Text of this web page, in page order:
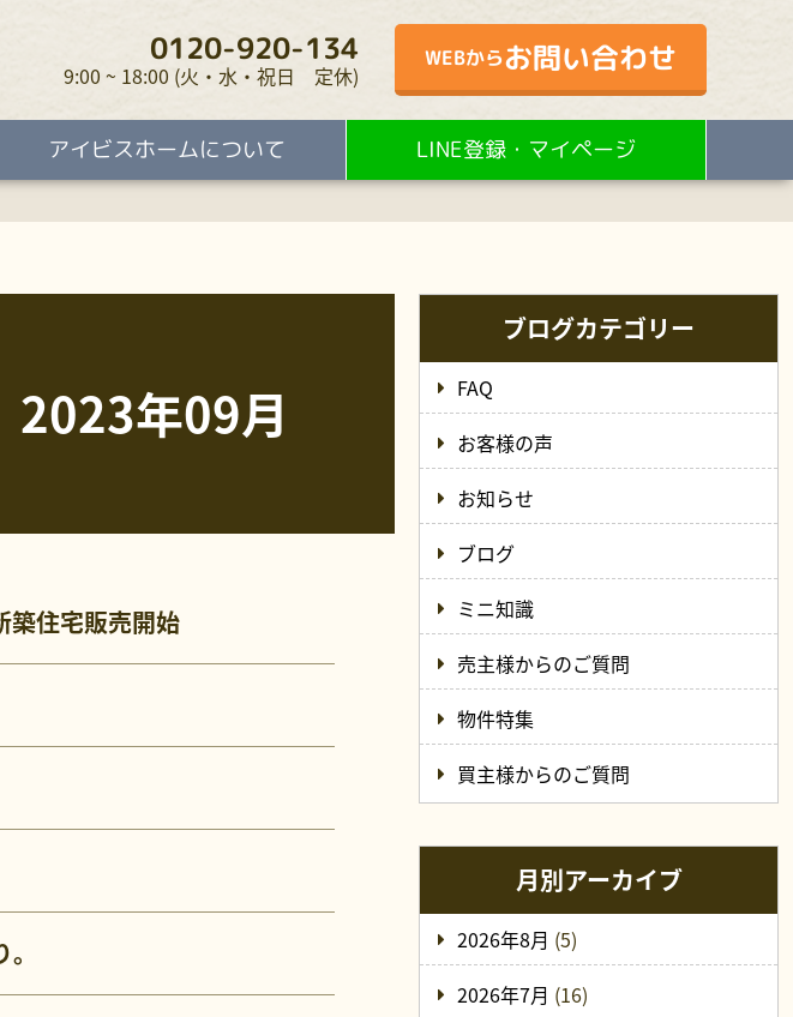
0120-920-134
9:00 ~ 18:00 (火・水・祝日 定休)
WEBからお問い合わせ
アイビスホームについて LINE登録・マイページ
2023年09月
住宅販売開始
ブログカテゴリー
FAQ
お客様の声
お知らせ
ブログ
ミニ知識
売主様からのご質問
物件特集
買主様からのご質問
月別アーカイブ
2026年8月 (5)
2026年7月 (16)